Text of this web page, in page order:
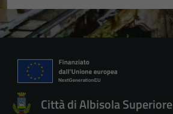
Città di Albisola Superiore